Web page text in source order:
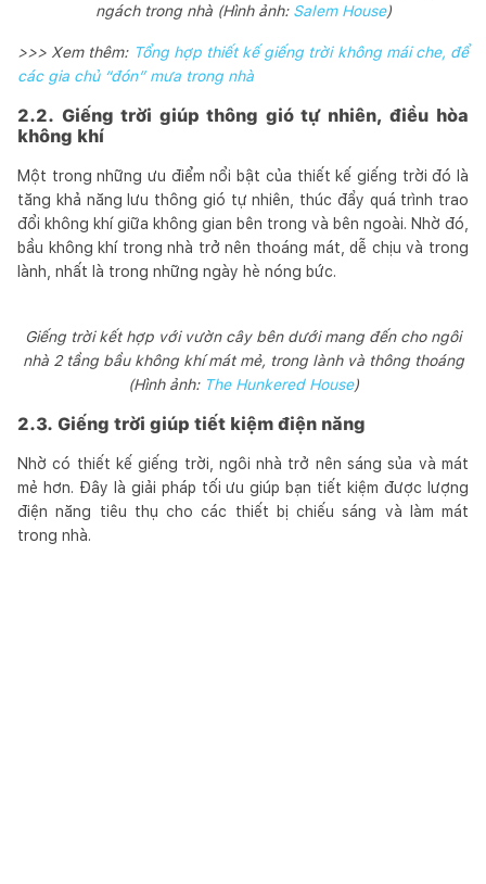
ngách trong nhà (Hình ảnh: Salem House)
>>> Xem thêm: Tổng hợp thiết kế giếng trời không mái che, để
các gia chủ “đón” mưa trong nhà
2.2. Giếng trời giúp thông gió tự nhiên, điều hòa
không khí
Một trong những ưu điểm nổi bật của thiết kế giếng trời đó là
tăng khả năng lưu thông gió tự nhiên, thúc đẩy quá trình trao
đổi không khí giữa không gian bên trong và bên ngoài. Nhờ đó,
bầu không khí trong nhà trở nên thoáng mát, dễ chịu và trong
lành, nhất là trong những ngày hè nóng bức.
Giếng trời kết hợp với vườn cây bên dưới mang đến cho ngôi
nhà 2 tầng bầu không khí mát mẻ, trong lành và thông thoáng
(Hình ảnh: The Hunkered House)
2.3. Giếng trời giúp tiết kiệm điện năng
Nhờ có thiết kế giếng trời, ngôi nhà trở nên sáng sủa và mát
mẻ hơn. Đây là giải pháp tối ưu giúp bạn tiết kiệm được lượng
điện năng tiêu thụ cho các thiết bị chiếu sáng và làm mát
trong nhà.